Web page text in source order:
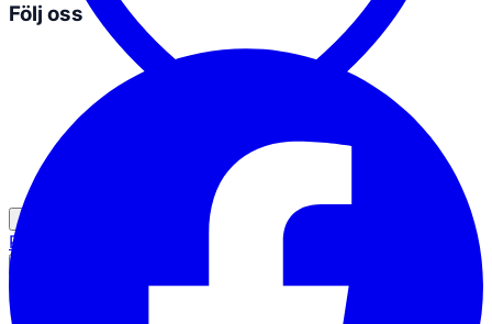
Partnerinloggning
Följ oss